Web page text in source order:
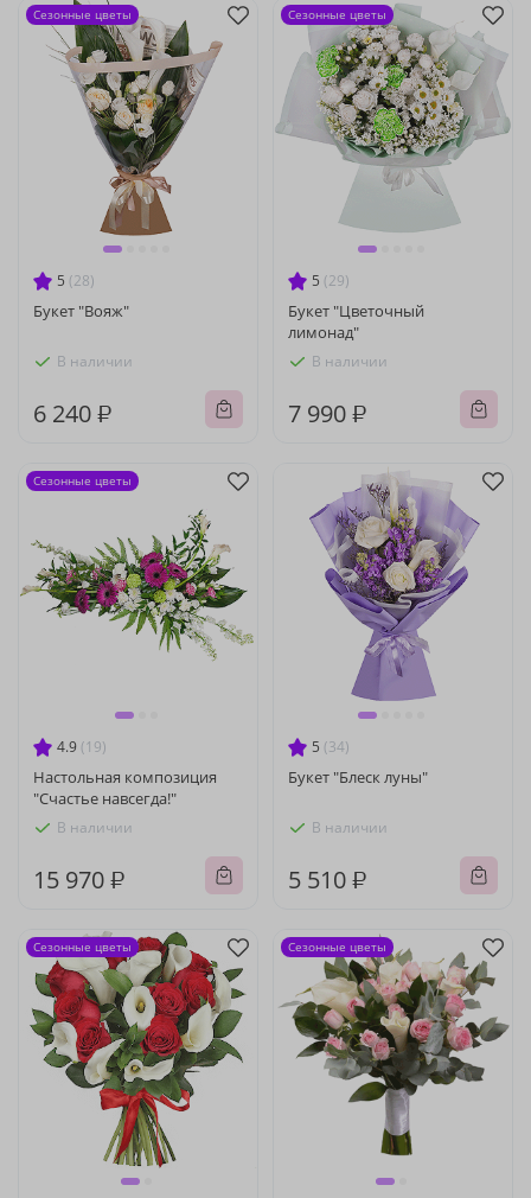
5 (28)
Букет "Вояж"
В наличии
6 240 ₽
Сезонные цветы
5 (29)
Букет "Цветочный
лимонад"
В наличии
7 990 ₽
Сезонные цветы
4.9 (19)
Настольная композиция
"Счастье навсегда!"
В наличии
15 970 ₽
Сезонные цветы
5 (34)
Букет "Блеск луны"
В наличии
5 510 ₽
Сезонные цветы Сезонные цветы